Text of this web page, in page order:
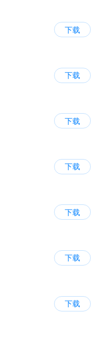
下载
下载
下载
下载
下载
下载
下载